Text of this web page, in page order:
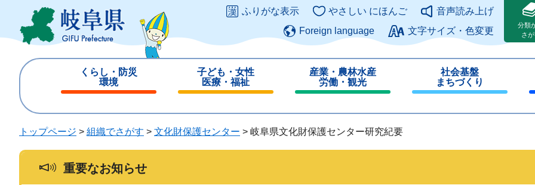
ジ
ュ
このページの本文へ
ふりがな表示 やさしい にほんご
音声読み上げ
Foreign language
文字サイズ・色変更
分類
さ
くらし・防災
環境
じ
子ども・女性
医療・福祉
じ
る
産業・農林水産
労働・観光
じ
る
社会基盤
まちづくり
じ
トップページ > 組織でさがす > 文化財保護センター > 岐阜県文化財保護センター研究紀要
重要なお知らせ